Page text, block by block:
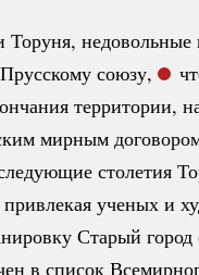
Торуня, недовольные
союзу,
территории,
мирным
столетия
ученых и
Старый
в список